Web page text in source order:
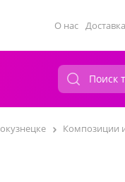
О нас Доставка
Композиции